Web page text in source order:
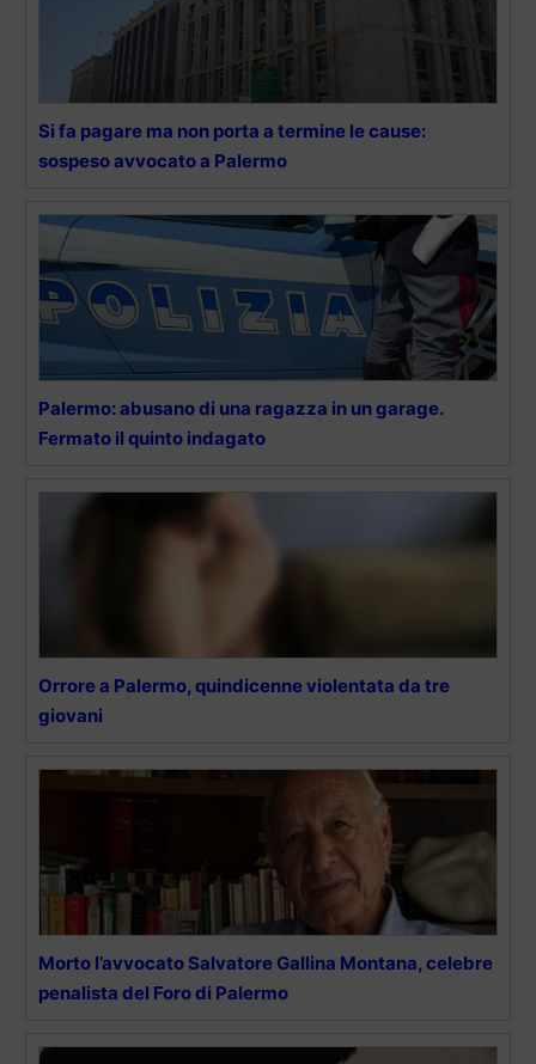
Si fa pagare ma non porta a termine le cause:
sospeso avvocato a Palermo
Palermo: abusano di una ragazza in un garage.
Fermato il quinto indagato
Orrore a Palermo, quindicenne violentata da tre
giovani
Morto l’avvocato Salvatore Gallina Montana, celebre
penalista del Foro di Palermo